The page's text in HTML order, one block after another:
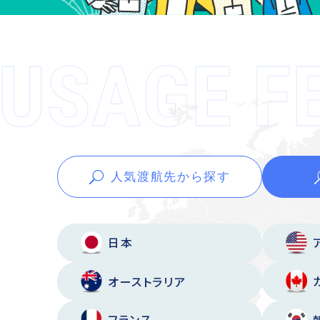
人気渡航先から探す
日本
オーストラリア